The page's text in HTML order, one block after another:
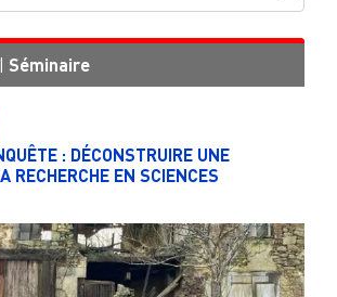
| Séminaire
: DÉCONSTRUIRE UNE
RECHERCHE EN SCIENCES